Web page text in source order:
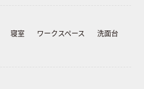
寝室 ワークスペース
洗面台